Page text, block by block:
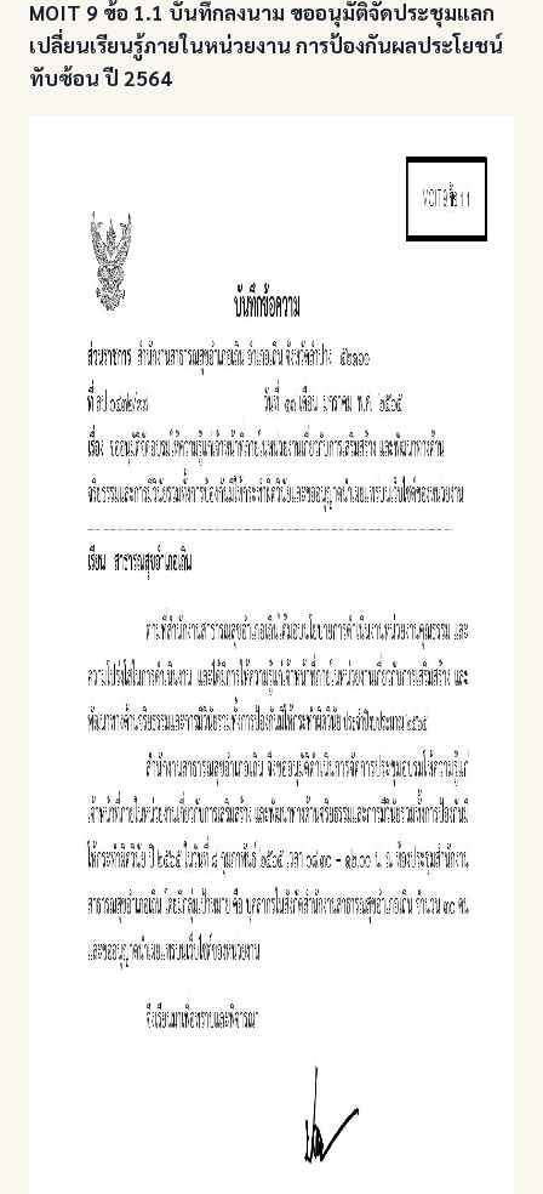
MOIT 9 ข้อ 1.1 บันทึกลงนาม ขออนุมัติจัดประชุมแลก
เปลี่ยนเรียนรู้ภายในหน่วยงาน การป้องกันผลประโยชน์
ทับซ้อน ปี 2564